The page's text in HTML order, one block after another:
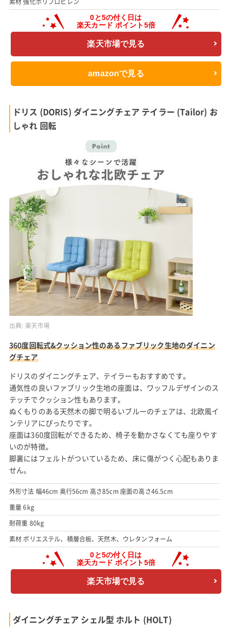
楽天市場で見る
amazonで見る
ドリス (DORIS) ダイニングチェア テイラー (Tailor) お
しゃれ 回転
出典: 楽天市場
360度回転式&クッション性のあるファブリック生地のダイニン
グチェア
ドリスのダイニングチェア、テイラーもおすすめです。
通気性の良いファブリック生地の座面は、ワッフルデザインのス
テッチでクッション性もあります。
ぬくもりのある天然木の脚で明るいブルーのチェアは、北欧風イ
ンテリアにぴったりです。
座面は360度回転ができるため、椅子を動かさなくても座りやす
いのが特徴。
脚裏にはフェルトがついているため、床に傷がつく心配もありま
せん。
外形寸法 幅46cm 奥行56cm 高さ85cm 座面の高さ46.5cm
重量 6kg
耐荷重 80kg
素材 ポリエステル、積層合板、天然木、ウレタンフォーム
楽天市場で見る
ダイニングチェア シェル型 ホルト (HOLT)